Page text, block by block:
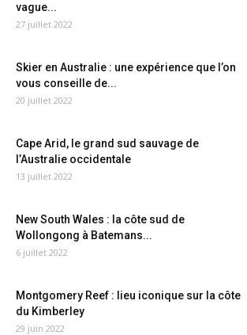
vague...
27 juillet 2022
Skier en Australie : une expérience que l’on
vous conseille de...
20 juillet 2022
Cape Arid, le grand sud sauvage de
l’Australie occidentale
13 juillet 2022
New South Wales : la côte sud de
Wollongong à Batemans...
6 juillet 2022
Montgomery Reef : lieu iconique sur la côte
du Kimberley
29 juin 2022